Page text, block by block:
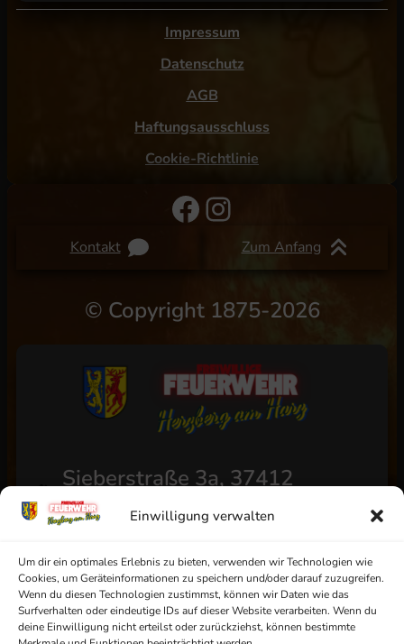
Einwilligung verwalten
Um dir ein optimales Erlebnis zu bieten, verwenden wir Technologien wie
Cookies, um Geräteinformationen zu speichern und/oder darauf zuzugreifen.
Wenn du diesen Technologien zustimmst, können wir Daten wie das
Surfverhalten oder eindeutige IDs auf dieser Website verarbeiten. Wenn du
deine Einwilligung nicht erteilst oder zurückziehst, können bestimmte
Impressum
Datenschutz
AGB
Haftungsausschluss
Cookie-Richtlinie
Facebook
Instagram
Kontakt Zum Anfang
© Copyright 1875-2026
Sieberstraße 3a, 37412
Herzberg am Harz
info@ff-herzberg.de